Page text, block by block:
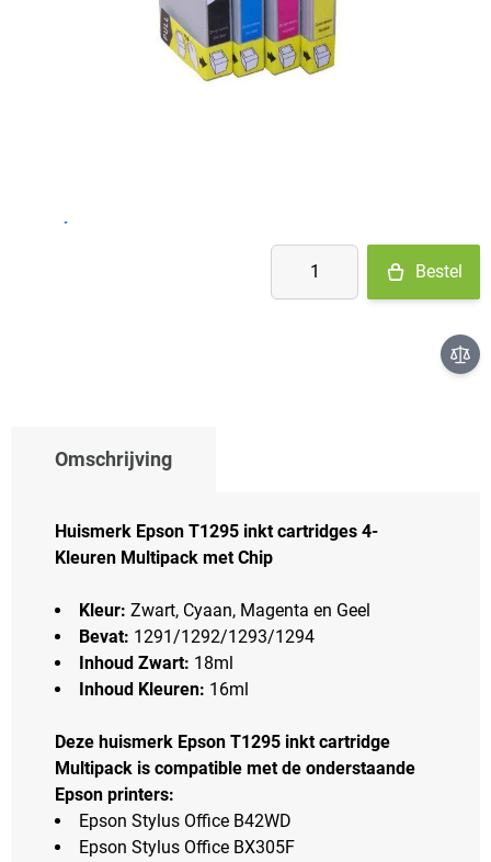
- Ma-Do: voor 15:30 besteld = vandaag verzonden
Aantal
Bestel
Omschrijving
Huismerk Epson T1295 inkt cartridges 4-
Kleuren Multipack met Chip
Kleur: Zwart, Cyaan, Magenta en Geel
Bevat: 1291/1292/1293/1294
Inhoud Zwart: 18ml
Inhoud Kleuren: 16ml
Deze huismerk Epson T1295 inkt cartridge
Multipack is compatible met de onderstaande
Epson printers:
Epson Stylus Office B42WD
Epson Stylus Office BX305F